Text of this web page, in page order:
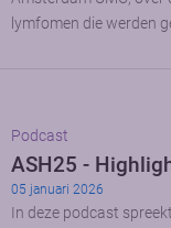
lymfomen die werden
Podcast
ASH25 -
05 januari 2026
In deze podcast